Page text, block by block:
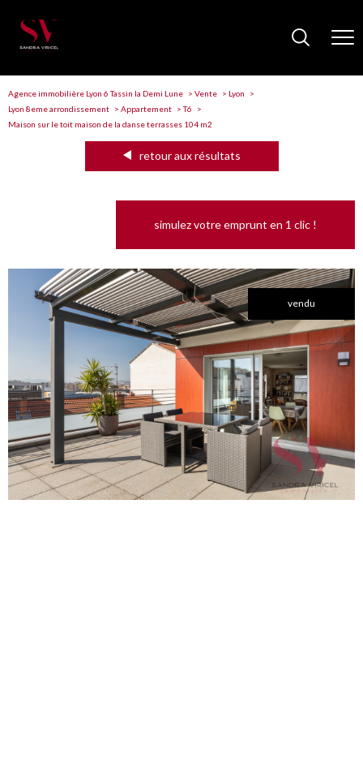
Agence immobilière Lyon 6 Tassin la Demi Lune Vente
Lyon
Lyon 8eme arrondissement
Appartement
T6
Maison sur le toit maison de la danse terrasses 104 m2
retour aux résultats
simulez votre emprunt en 1 clic !
vendu